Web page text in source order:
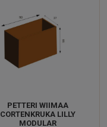
PETTERI WIIMAA
CORTENKRUKA LILLY
MODULAR